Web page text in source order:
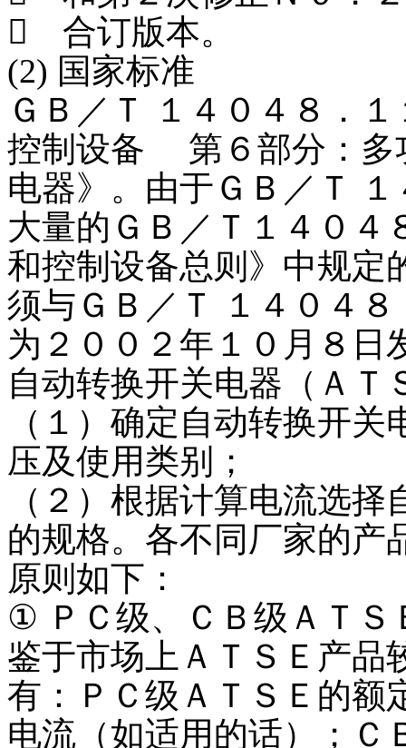
９ 合订版本。
(2) 国家标准
ＧＢ／Ｔ １４０４８．
控制设备 第６部分：多
电器》。由于ＧＢ／Ｔ
大量的ＧＢ／Ｔ１４０４
和控制设备总则》中规定
须与ＧＢ／Ｔ １４０４
为２００２年１０月８日
自动转换开关电器（ＡＴ
（１）确定自动转换开
压及使用类别；
（２）根据计算电流选
的规格。各不同厂家的产
原则如下：
① ＰＣ级、ＣＢ级ＡＴＳ
鉴于市场上ＡＴＳＥ产品
有：ＰＣ级ＡＴＳＥ的额
电流（如适用的话）；Ｃ